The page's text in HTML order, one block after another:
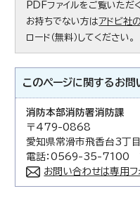
PDFファイルをご覧いた
お持ちでない方は アドビ社
ロード（無料）してください。
このページに関する お問
消防本部消防署消防課
〒479-0868
愛知県常滑市飛香台3丁
電話：0569-35-7100
お問い合わせは専用